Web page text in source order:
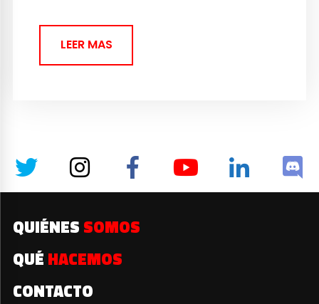
LEER MAS
QUIÉNES SOMOS
QUÉ HACEMOS
CONTACTO